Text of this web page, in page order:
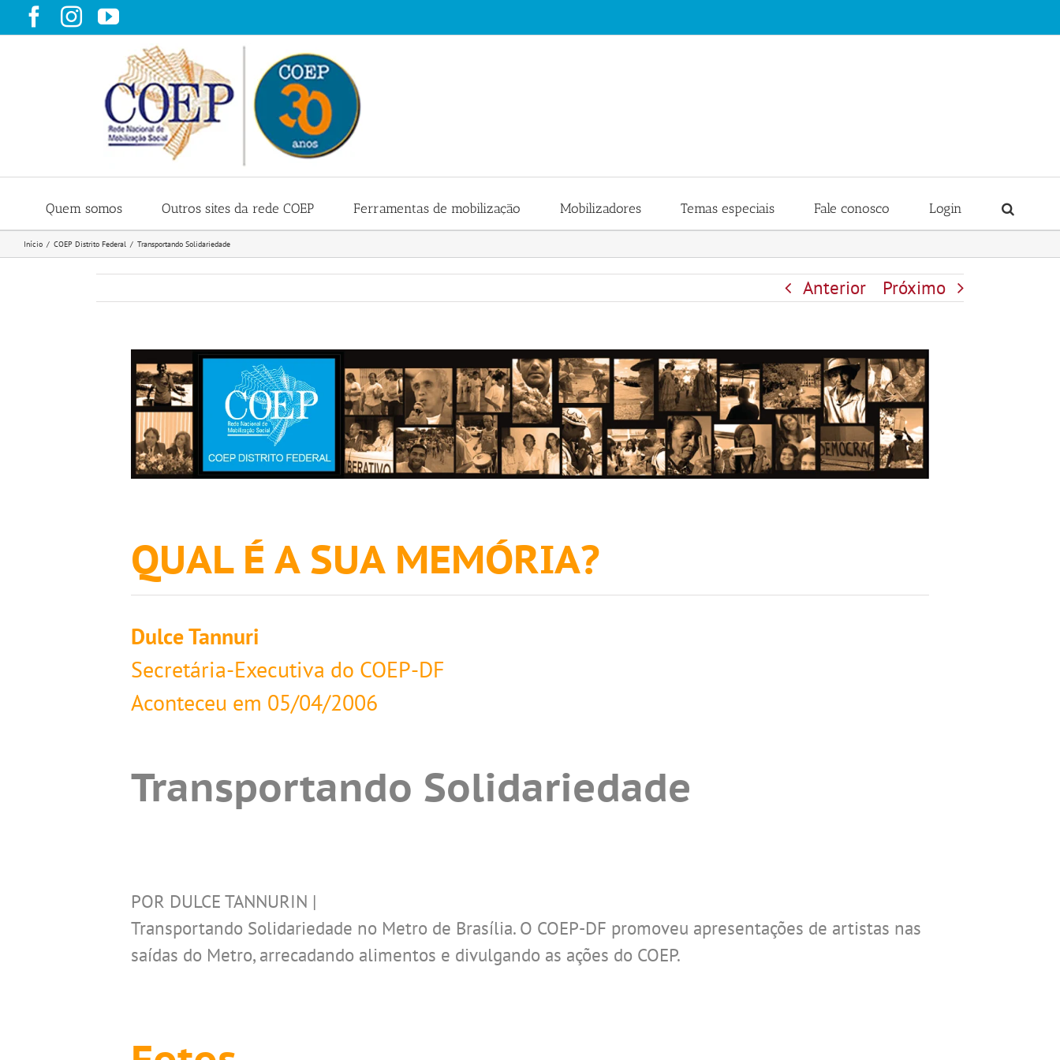
para
Facebook
Instagram
YouTube
Quem somos Outros sites da rede COEP Ferramentas de mobilização Mobilizadores Temas especiais Fale conosco Login
Início COEP Distrito Federal Transportando Solidariedade
Anterior Próximo
QUAL É A SUA MEMÓRIA?
Dulce Tannuri
Secretária-Executiva do COEP-DF
Aconteceu em 05/04/2006
Transportando Solidariedade
POR DULCE TANNURIN |
Transportando Solidariedade no Metro de Brasília. O COEP-DF promoveu apresentações de artistas nas
saídas do Metro, arrecadando alimentos e divulgando as ações do COEP.